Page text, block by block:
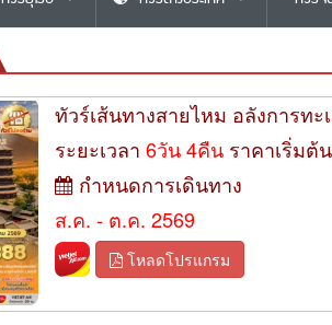
ทัวร์เส้นทางสายไหม อลังการท
ระยะเวลา6วัน 4คืน ราคาเริ่มต้
กำหนดการเดินทาง
ส.ค. - ต.ค. 2569
โหลดโปรแกรม